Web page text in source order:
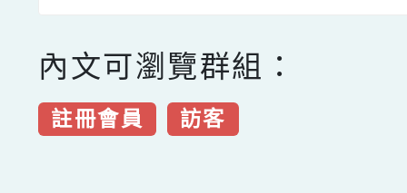
內文可瀏覽群組：
註冊會員 訪客